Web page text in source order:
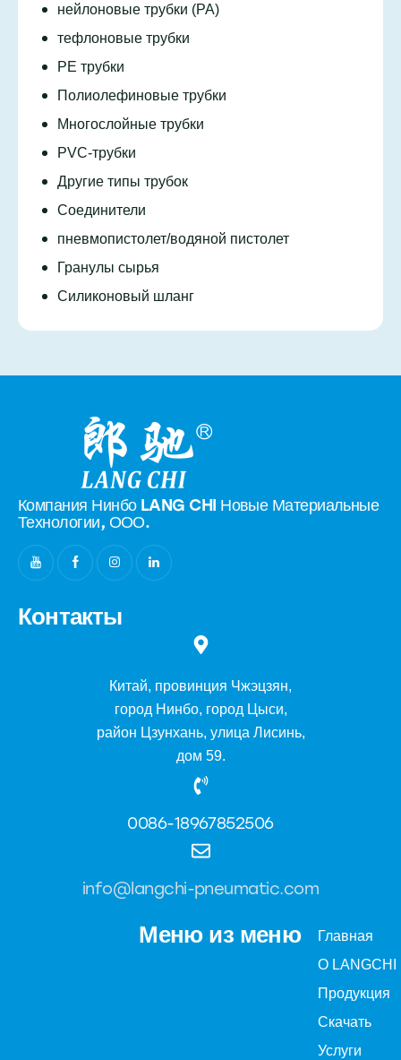
нейлоновые трубки (PA)
тефлоновые трубки
PE трубки
Полиолефиновые трубки
Многослойные трубки
PVC-трубки
Другие типы трубок
Соединители
пневмопистолет/водяной пистолет
Гранулы сырья
Силиконовый шланг
Компания Нинбо LANG CHI Новые Материальные
Технологии, ООО.
Контакты
Китай, провинция Чжэцзян,
город Нинбо, город Цыси,
район Цзунхань, улица Лисинь,
дом 59.
0086-18967852506
info@langchi-pneumatic.com
Меню из меню
Главная
О LANGCHI
Продукция
Скачать
Услуги